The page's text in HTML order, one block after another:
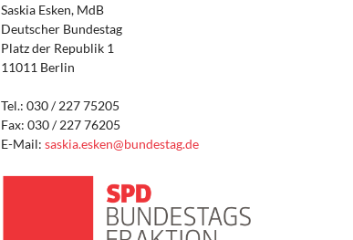
Saskia Esken, MdB
Deutscher Bundestag
Platz der Republik 1
11011 Berlin
Tel.: 030 / 227 75205
Fax: 030 / 227 76205
E-Mail:saskia.esken@bundestag.de